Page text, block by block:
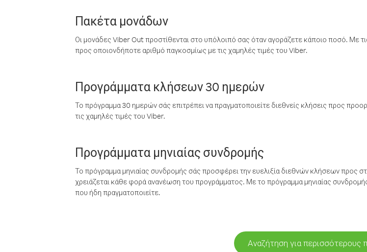
Πακέτα μονάδων
Οι μονάδες Viber Out προστίθενται στο υπόλοιπό σας όταν αγοράζετε κάποιο ποσό. Με
προς οποιονδήποτε αριθμό παγκοσμίως με τις χαμηλές τιμές του Viber.
Προγράμματα κλήσεων 30 ημερών
Το πρόγραμμα 30 ημερών σάς επιτρέπει να πραγματοποιείτε διεθνείς κλήσεις προς
τις χαμηλές τιμές του Viber.
Προγράμματα μηνιαίας συνδρομής
Το πρόγραμμα μηνιαίας συνδρομής σάς προσφέρει την ευελιξία διεθνών κλήσεων προς
χρειάζεται κάθε φορά ανανέωση του προγράμματος. Με το πρόγραμμα μηνιαίας
που ήδη πραγματοποιείτε.
Αναζήτηση για περισσότερους